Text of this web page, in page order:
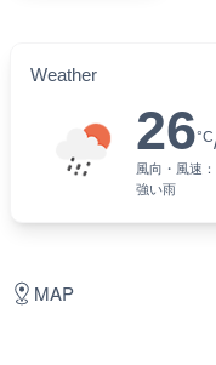
Weather
26°C
風向・風速：
強い雨
MAP